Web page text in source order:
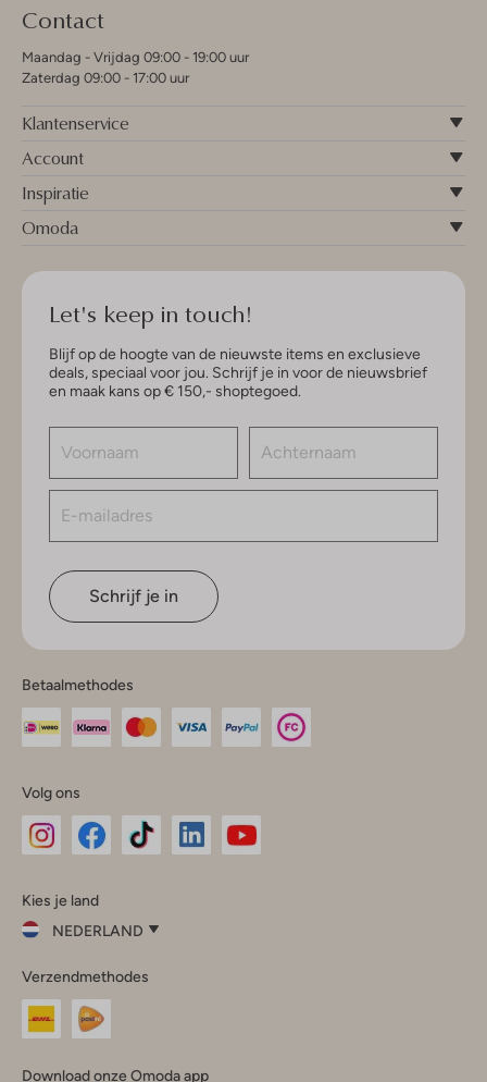
Contact
Maandag - Vrijdag 09:00 - 19:00 uur
Zaterdag 09:00 - 17:00 uur
Klantenservice
Account
Inspiratie
Omoda
Let's keep in touch!
Blijf op de hoogte van de nieuwste items en exclusieve
deals, speciaal voor jou. Schrijf je in voor de nieuwsbrief
en maak kans op € 150,- shoptegoed.
Schrijf je in
Betaalmethodes
Volg ons
InstagramFacebook
Kies je land
NEDERLAND
je
land
Nederland
Verzendmethodes
Download onze Omoda app